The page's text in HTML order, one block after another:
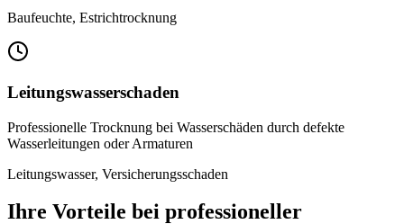
Baufeuchte, Estrichtrocknung
Leitungswasserschaden
Professionelle Trocknung bei Wasserschäden durch defekte
Wasserleitungen oder Armaturen
Leitungswasser, Versicherungsschaden
Ihre Vorteile bei professioneller